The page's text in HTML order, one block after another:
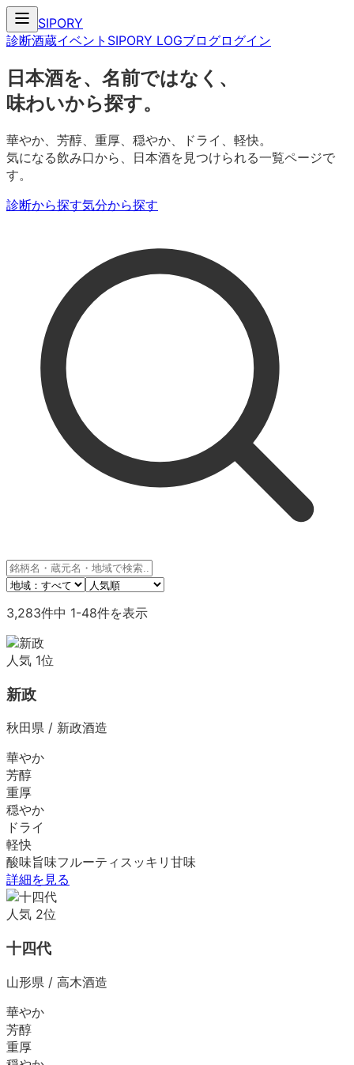
SIPORY
診断酒蔵イベント SIPORY LOGブログログイン
日本酒を、名前ではなく、
味わいから探す。
華やか、芳醇、重厚、穏やか、ドライ、軽快。
気になる飲み口から、日本酒を見つけられる一覧ページで
す。
診断から探す気分から探す
3,283件中 1-48件を表示
人気 1位
新政
秋田県 / 新政酒造
華やか
芳醇
重厚
穏やか
ドライ
軽快
酸味旨味フルーティ スッキリ 甘味
詳細を見る
人気 2位
十四代
山形県 / 高木酒造
華やか
芳醇
重厚